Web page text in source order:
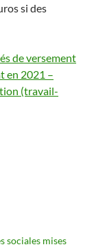
si des
de versement
en 2021 –
(travail-
sociales mises